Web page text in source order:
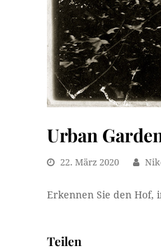
Urban
22. März 2020
Erkennen Sie den Hof,
Teilen